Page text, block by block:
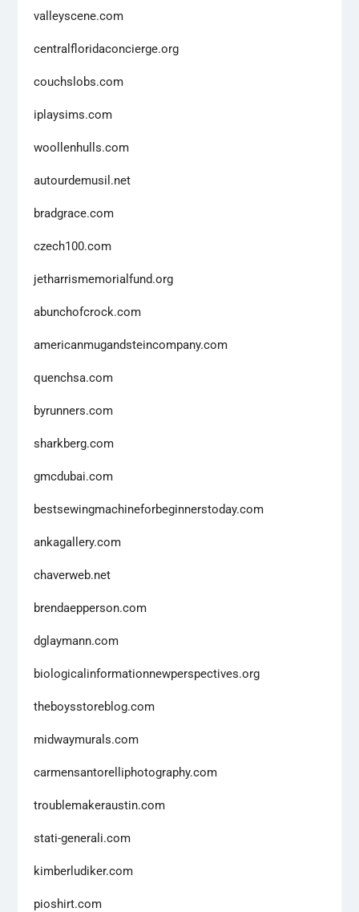
valleyscene.com
centralfloridaconcierge.org
couchslobs.com
iplaysims.com
woollenhulls.com
autourdemusil.net
bradgrace.com
czech100.com
jetharrismemorialfund.org
abunchofcrock.com
americanmugandsteincompany.com
quenchsa.com
byrunners.com
sharkberg.com
gmcdubai.com
bestsewingmachineforbeginnerstoday.com
ankagallery.com
chaverweb.net
brendaepperson.com
dglaymann.com
biologicalinformationnewperspectives.org
theboysstoreblog.com
midwaymurals.com
carmensantorelliphotography.com
troublemakeraustin.com
stati-generali.com
kimberludiker.com
pioshirt.com